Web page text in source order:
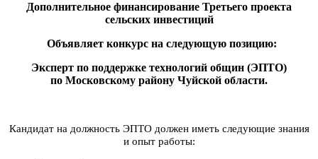
Дополнительное финансирование Третьего проекта
сельских инвестиций
Объявляет конкурс на следующую позицию:
Эксперт по поддержке технологий общин (ЭПТО)
по Московскому району Чуйской области.
Кандидат на должность ЭПТО должен иметь следующие знания
и опыт работы: